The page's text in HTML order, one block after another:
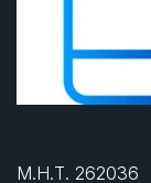
Μ.Η.Τ. 262036